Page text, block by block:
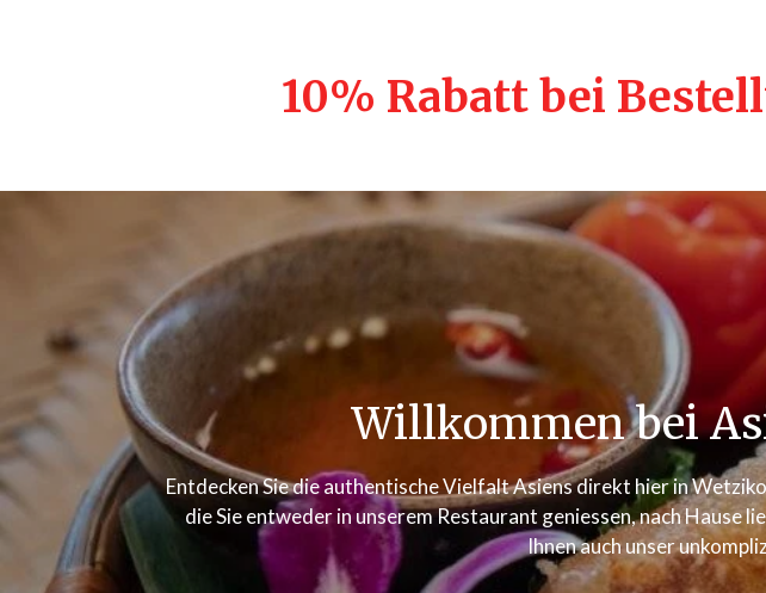
10% Rabatt bei
Willkommen bei
Entdecken Sie die authentische Vielfalt Asiens direkt hier in
die Sie entweder in unserem Restaurant geniessen, nach Hause
Ihnen auch unser